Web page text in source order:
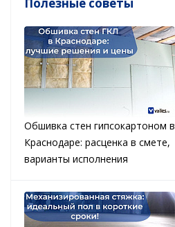
Обшивка стен гипсокартоном в
Краснодаре: расценка в смете,
варианты исполнения